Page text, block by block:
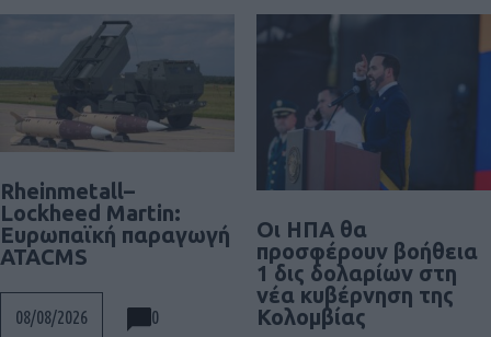
Rheinmetall–
Lockheed Martin:
Ευρωπαϊκή παραγωγή
ATACMS
08/08/2026 0
Οι ΗΠΑ θα
προσφέρουν βοήθεια
1 δις δολαρίων στη
νέα κυβέρνηση της
Κολομβίας